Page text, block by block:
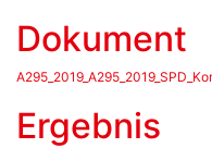
Dokument
Ergebnis